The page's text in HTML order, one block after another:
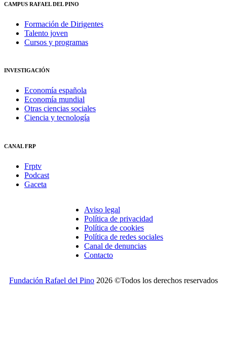
CAMPUS RAFAEL DEL PINO
Formación de Dirigentes
Talento joven
Cursos y programas
INVESTIGACIÓN
Economía española
Economía mundial
Otras ciencias sociales
Ciencia y tecnología
CANAL FRP
Frptv
Podcast
Gaceta
Aviso legal
Política de privacidad
Política de cookies
Política de redes sociales
Canal de denuncias
Contacto
Fundación Rafael del Pino 2026 ©Todos los derechos reservados